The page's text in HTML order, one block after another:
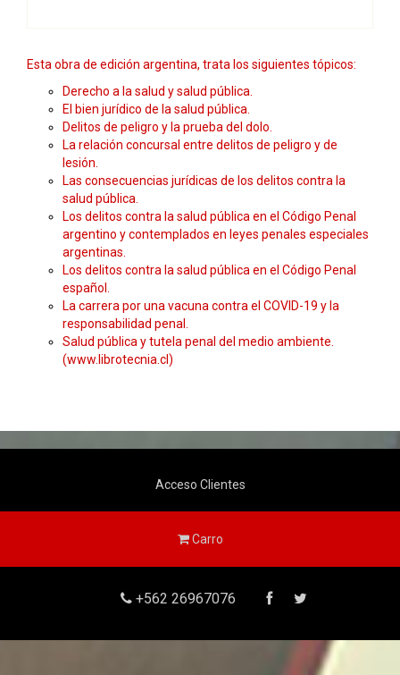
Esta obra de edición argentina, trata los siguientes tópicos:
Derecho a la salud y salud pública.
El bien jurídico de la salud pública.
Delitos de peligro y la prueba del dolo.
La relación concursal entre delitos de peligro y de
lesión.
Las consecuencias jurídicas de los delitos contra la
salud pública.
Los delitos contra la salud pública en el Código Penal
argentino y contemplados en leyes penales especiales
argentinas.
Los delitos contra la salud pública en el Código Penal
español.
La carrera por una vacuna contra el COVID-19 y la
responsabilidad penal.
Salud pública y tutela penal del medio ambiente.
(www.librotecnia.cl)
Acceso Clientes
Carro
+562 26967076